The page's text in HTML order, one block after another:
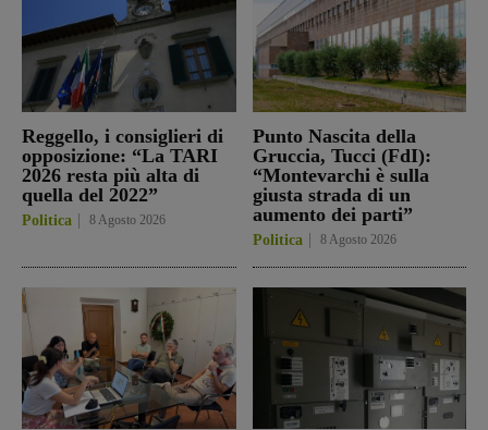
Reggello, i consiglieri di
opposizione: “La TARI
2026 resta più alta di
quella del 2022”
Politica 8 Agosto 2026
Punto Nascita della
Gruccia, Tucci (FdI):
“Montevarchi è sulla
giusta strada di un
aumento dei parti”
Politica 8 Agosto 2026